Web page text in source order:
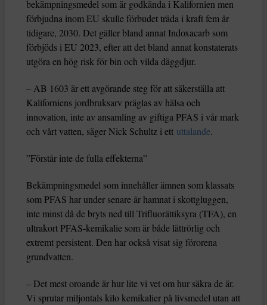
bekämpningsmedel som är godkända i Kalifornien men
förbjudna inom EU skulle förbudet träda i kraft fem år
tidigare, 2030. Det gäller bland annat Indoxacarb som
förbjöds i EU 2023, efter att det bland annat konstaterats
utgöra en hög risk för bin och vilda däggdjur.
– AB 1603 är ett avgörande steg för att säkerställa att
Kaliforniens jordbruksarv präglas av hälsa och
innovation, inte av ansamling av giftiga PFAS i vår mark
och vårt vatten, säger Nick Schultz i ett uttalande.
”Förstår inte de fulla effekterna”
Bekämpningsmedel som innehåller ämnen som klassats
som PFAS har under senare år hamnat i skottgluggen,
inte minst då de bryts ned till Trifluorättiksyra (TFA), en
ultrakort PFAS-kemikalie som är både lättrörlig och
extremt persistent. Den har också visat sig förorena
grundvatten.
– Det mest oroande är hur lite vi vet om hur säkra de är.
Vi sprutar miljontals kilo kemikalier på livsmedel utan att